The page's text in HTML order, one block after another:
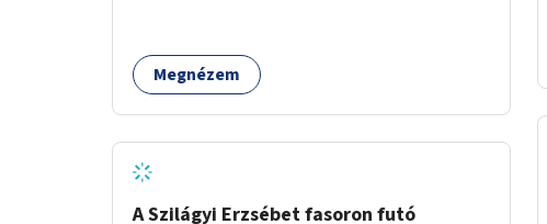
Megnézem
A Szilágyi Erzsébet fasoron futó